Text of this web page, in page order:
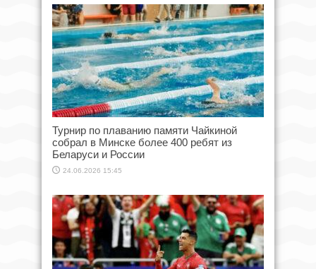
Турнир по плаванию памяти Чайкиной
собрал в Минске более 400 ребят из
Беларуси и России
24.06.2026 15:45